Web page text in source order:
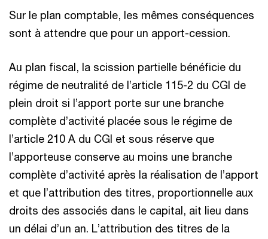
Sur le plan comptable, les mêmes conséquences
sont à attendre que pour un apport-cession.
Au plan fiscal, la scission partielle bénéficie du
régime de neutralité de l’article 115-2 du CGI de
plein droit si l’apport porte sur une branche
complète d’activité placée sous le régime de
l’article 210 A du CGI et sous réserve que
l’apporteuse conserve au moins une branche
complète d’activité après la réalisation de l’apport
et que l’attribution des titres, proportionnelle aux
droits des associés dans le capital, ait lieu dans
un délai d’un an. L’attribution des titres de la